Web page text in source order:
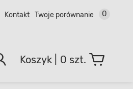
Kontakt Twoje porównanie 0
0 szt.